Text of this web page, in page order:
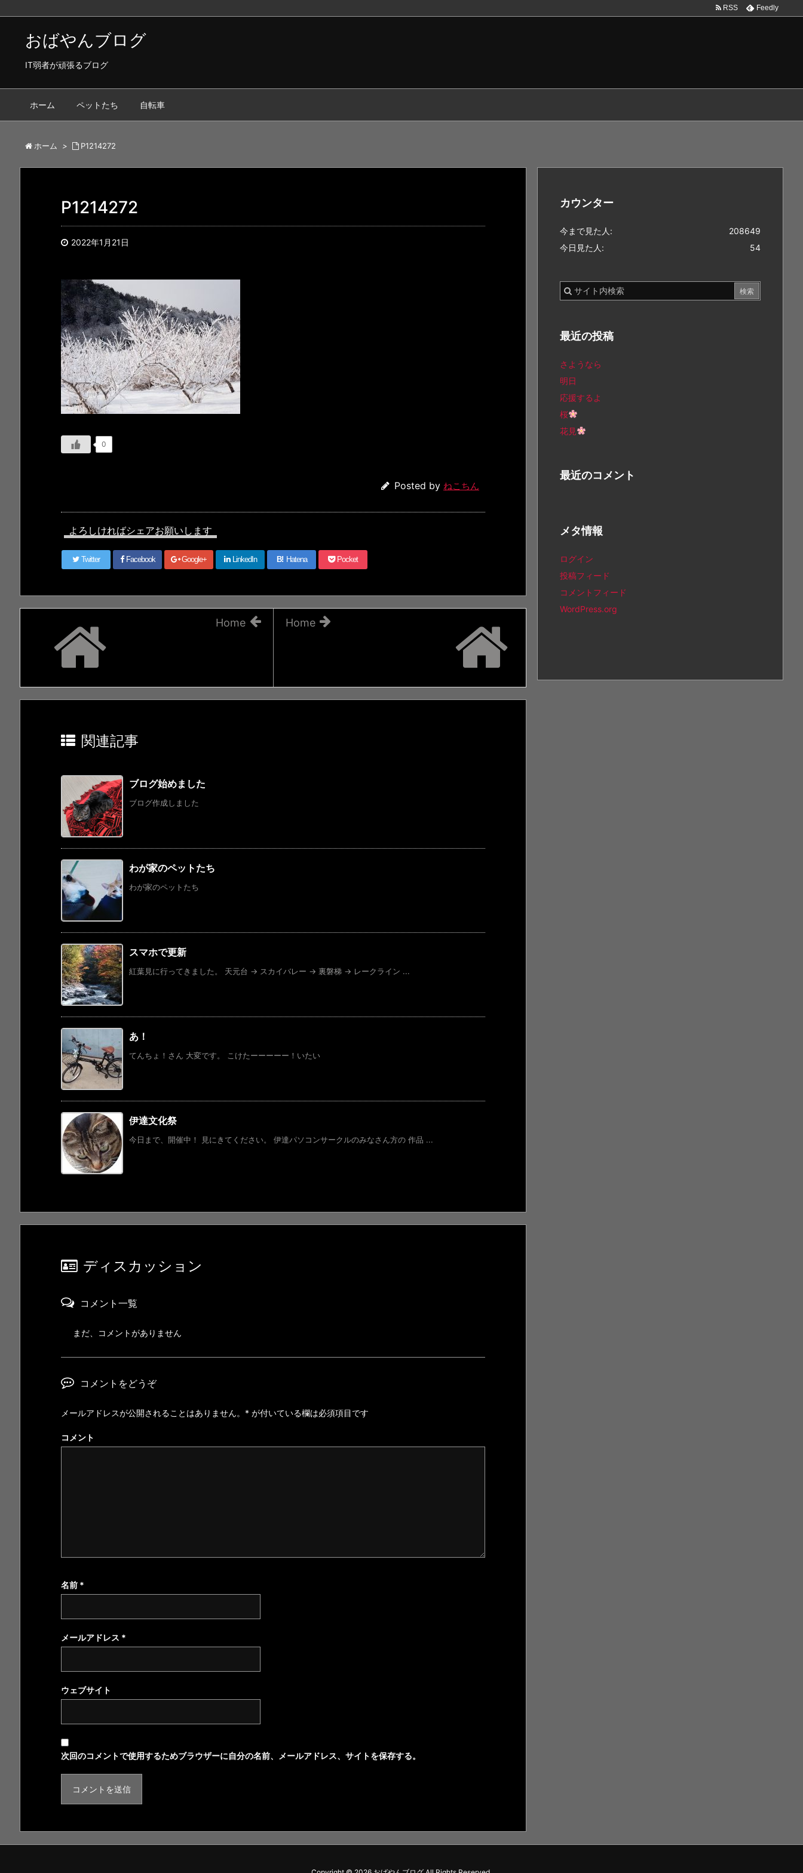
おばやんブログ
IT弱者が頑張るブログ
ホーム ペットたち 自転車
RSS Feedly
ホーム > P1214272
P1214272
2022年1月21日
0
Posted by ねこちん
よろしければシェアお願いします
Twitter Facebook Google+ LinkedIn B! Hatena Pocket
Home
Home
関連記事
ブログ始めました
ブログ作成しました
わが家のペットたち
わが家のペットたち
スマホで更新
紅葉見に行ってきました。 天元台 → スカイバレー → 裏磐梯 → レークライン ...
あ！
てんちょ！さん 大変です。 こけたーーーーー！いたい
伊達文化祭
今日まで、開催中！ 見にきてください。 伊達パソコンサークルのみなさん方の 作品 ...
ディスカッション
コメント一覧
まだ、コメントがありません
コメントをどうぞ
メールアドレスが公開されることはありません。 * が付いている欄は必須項目です
コメント
名前 *
メールアドレス *
ウェブサイト
次回のコメントで使用するためブラウザーに自分の名前、メールアドレス、サイトを保存する。
カウンター
208649
今まで見た人:
54
今日見た人:
最近の投稿
さようなら
明日
応援するよ
桜
花見
最近のコメント
メタ情報
ログイン
投稿フィード
コメントフィード
WordPress.org